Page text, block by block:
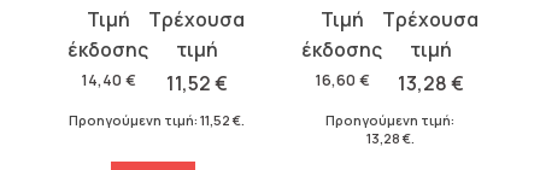
14,40 €
Original
price
was:
14,40 €.
11,52€
τρέχουσα
τιμή
Προηγούμενη τιμή: 11,52 €.
16,60 €
Original
price
was:
13,28€
τρέχουσα
τιμή
13,28 €.
Προηγούμενη τιμή:
13,28 €.